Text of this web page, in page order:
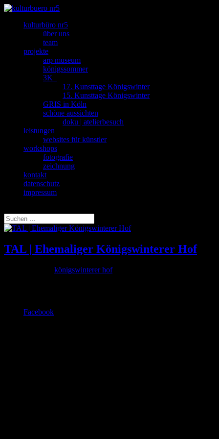
kulturbüro nr5
über uns
team
projekte
arp museum
königssommer
3K_
17. Kunsttage Königswinter
15. Kunsttage Königswinter
GRIS in Köln
schöne aussichten
doku | atelierbesuch
leistungen
websites für künstler
workshops
fotografie
zeichnung
kontakt
datenschutz
impressum
TAL | Ehemaliger Königswinterer Hof
königswinterer hof
Facebook